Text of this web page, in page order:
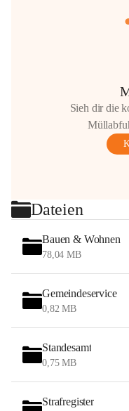
Sieh dir die
Dateien
Bauen & Wohnen
78,04 MB
Gemeindeservice
0,82 MB
Standesamt
0,75 MB
Strafregister